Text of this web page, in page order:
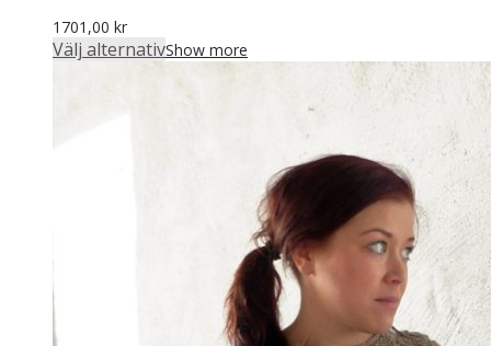
1701,00 kr
Välj alternativShow more